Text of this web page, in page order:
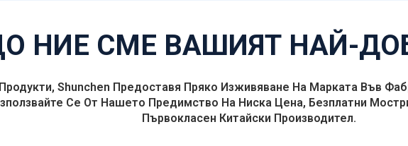
НИЕ СМЕ ВАШИЯТ НАЙ-
Shunchen Предоставя Пряко Изживяване На Марката Във
Се От Нашето Предимство На Ниска Цена, Безплатни
Първокласен Китайски Производител.